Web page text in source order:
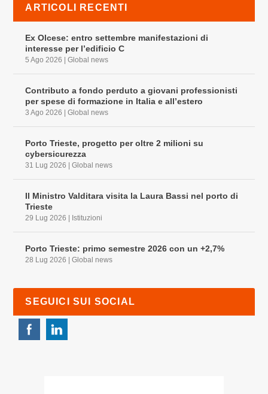
ARTICOLI RECENTI
Ex Olcese: entro settembre manifestazioni di
interesse per l’edificio C
5 Ago 2026 |Global news
Contributo a fondo perduto a giovani professionisti
per spese di formazione in Italia e all’estero
3 Ago 2026 |Global news
Porto Trieste, progetto per oltre 2 milioni su
cybersicurezza
31 Lug 2026 |Global news
Il Ministro Valditara visita la Laura Bassi nel porto di
Trieste
29 Lug 2026 Istituzioni
Porto Trieste: primo semestre 2026 con un +2,7%
28 Lug 2026 |Global news
SEGUICI SUI SOCIAL